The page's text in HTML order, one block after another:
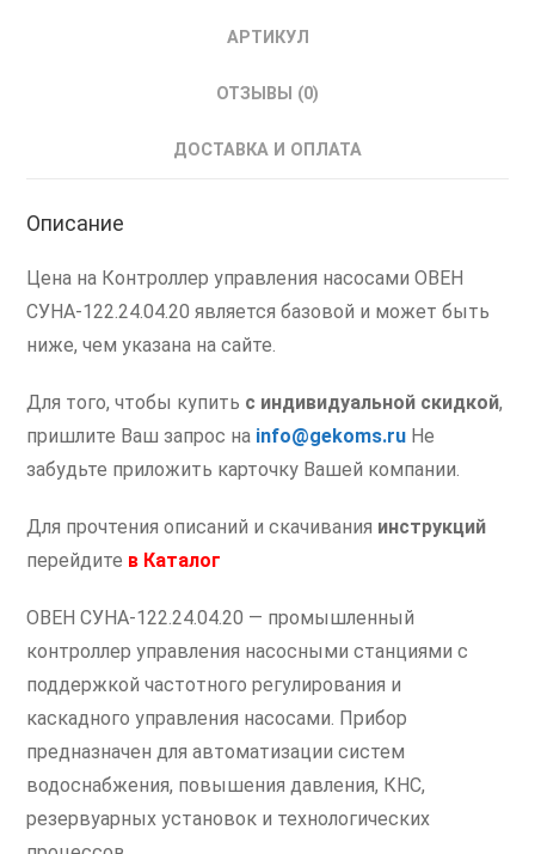
АРТИКУЛ
ОТЗЫВЫ (0)
ДОСТАВКА И ОПЛАТА
Описание
Цена на Контроллер управления насосами ОВЕН
СУНА-122.24.04.20 является базовой и может быть
ниже, чем указана на сайте.
Для того, чтобы купить с индивидуальной скидкой,
пришлите Ваш запрос на info@gekoms.ru Не
забудьте приложить карточку Вашей компании.
Для прочтения описаний и скачивания инструкций
перейдите в Каталог
ОВЕН СУНА-122.24.04.20 — промышленный
контроллер управления насосными станциями с
поддержкой частотного регулирования и
каскадного управления насосами. Прибор
предназначен для автоматизации систем
водоснабжения, повышения давления, КНС,
резервуарных установок и технологических